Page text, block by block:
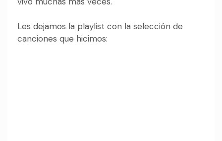
Les dejamos la playlist con la selección de
canciones que hicimos: